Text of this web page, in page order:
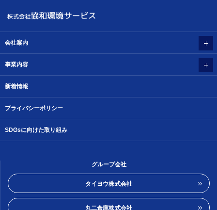
会社案内
事業内容
新着情報
プライバシーポリシー
SDGsに向けた取り組み
グループ会社
タイヨウ株式会社
丸二倉庫株式会社